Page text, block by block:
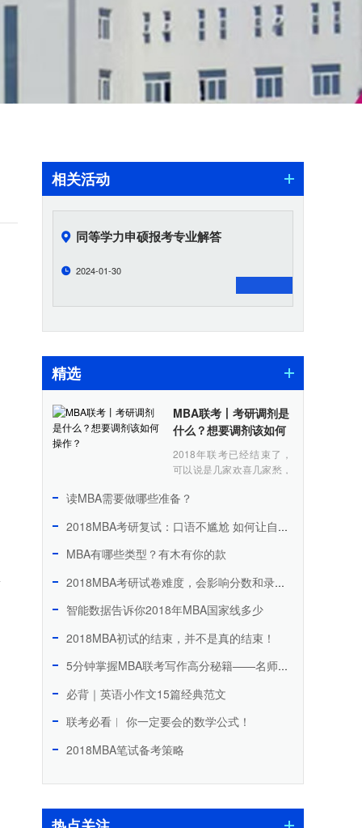
相关活动
同等学力申硕报考专业解答
2024-01-30
精选
MBA联考丨考研调剂是
什么？想要调剂该如何
操作？
2018年联考已经结束了，
可以说是几家欢喜几家愁，
以欢欢喜喜的准备复试，但
离去年报考院校的录......
读MBA需要做哪些准备？
2018MBA考研复试：口语不尴尬 如何让自己侃侃而谈
MBA有哪些类型？有木有你的款
2018MBA考研试卷难度，会影响分数和录取情况吗？
智能数据告诉你2018年MBA国家线多少
2018MBA初试的结束，并不是真的结束！
5分钟掌握MBA联考写作高分秘籍——名师带你攻克写作堡垒
必背｜英语小作文15篇经典范文
联考必看︱ 你一定要会的数学公式！
2018MBA笔试备考策略